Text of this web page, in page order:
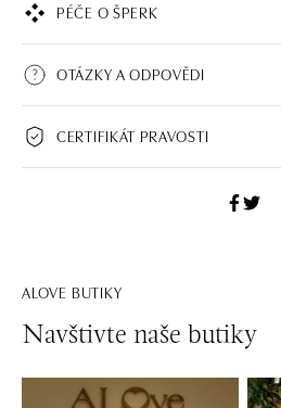
PÉČE O ŠPERK
OTÁZKY A ODPOVĚDI
CERTIFIKÁT PRAVOSTI
ALOVE BUTIKY
Navštivte naše butiky